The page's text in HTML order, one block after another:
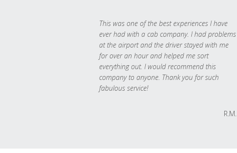
This was one of the best experiences I have
ever had with a cab company. I had problems
at the airport and the driver stayed with me
for over an hour and helped me sort
everything out. I would recommend this
company to anyone. Thank you for such
fabulous service!
R.M.